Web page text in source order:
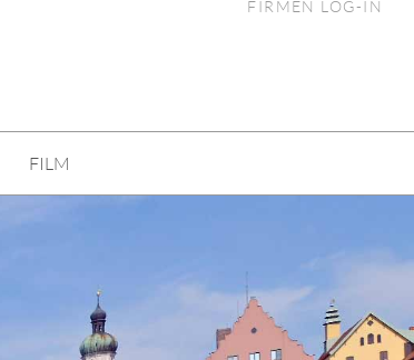
FIRMEN LOG-IN
FILM